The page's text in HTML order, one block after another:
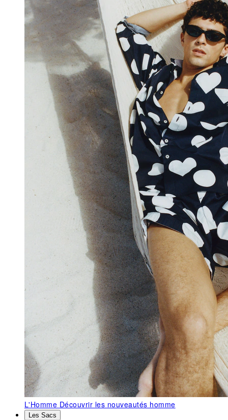
L'Homme Découvrir les nouveautés homme
Les Sacs